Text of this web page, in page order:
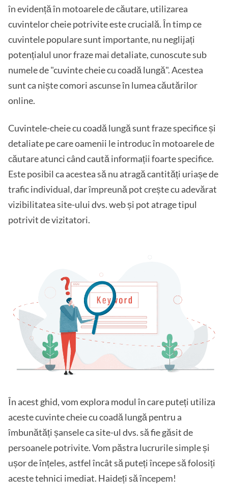
în evidență în motoarele de căutare, utilizarea
cuvintelor cheie potrivite este crucială. În timp ce
cuvintele populare sunt importante, nu neglijați
potențialul unor fraze mai detaliate, cunoscute sub
numele de "cuvinte cheie cu coadă lungă". Acestea
sunt ca niște comori ascunse în lumea căutărilor
online.
Cuvintele-cheie cu coadă lungă sunt fraze specifice și
detaliate pe care oamenii le introduc în motoarele de
căutare atunci când caută informații foarte specifice.
Este posibil ca acestea să nu atragă cantități uriașe de
trafic individual, dar împreună pot crește cu adevărat
vizibilitatea site-ului dvs. web și pot atrage tipul
potrivit de vizitatori.
În acest ghid, vom explora modul în care puteți utiliza
aceste cuvinte cheie cu coadă lungă pentru a
îmbunătăți șansele ca site-ul dvs. să fie găsit de
persoanele potrivite. Vom păstra lucrurile simple și
ușor de înțeles, astfel încât să puteți începe să folosiți
aceste tehnici imediat. Haideți să începem!